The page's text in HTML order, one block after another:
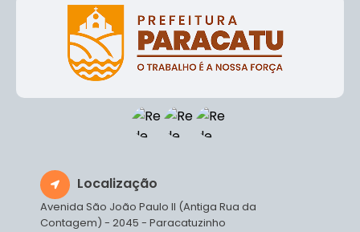
Localização
Avenida São João Paulo II (Antiga Rua da
Contagem) - 2045 - Paracatuzinho